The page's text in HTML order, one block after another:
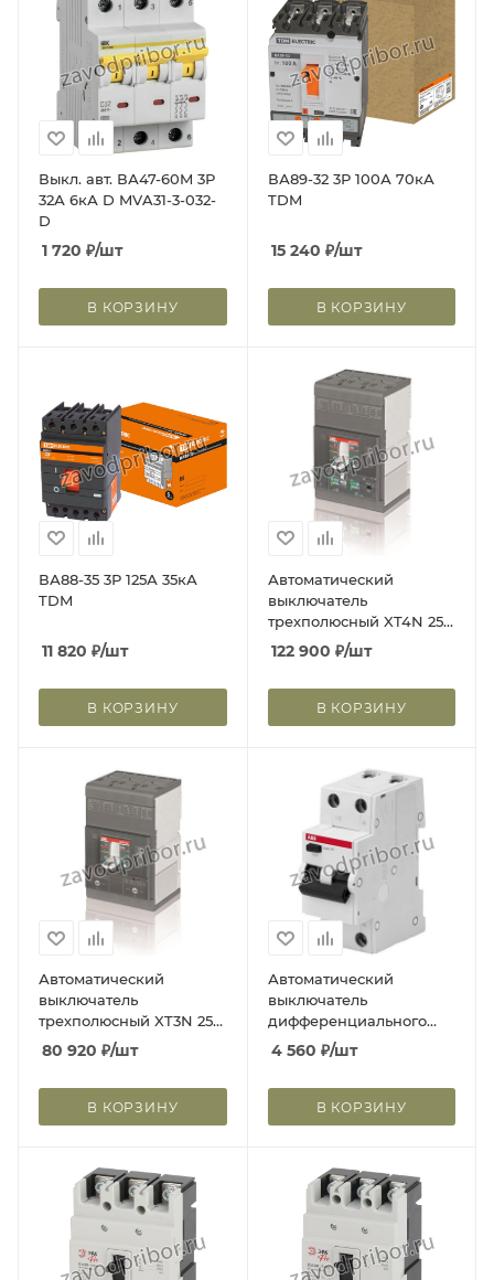
Выкл. авт. ВА47-60M 3Р
32А 6кА D MVA31-3-032-
D
1 720 ₽/шт
В КОРЗИНУ
ВА89-32 3Р 100А 70кА
TDM
15 240 ₽/шт
В КОРЗИНУ
ВА88-35 3Р 125А 35кА
TDM
11 820 ₽/шт
В КОРЗИНУ
Автоматический
выключатель
трехполюсный XT4N 250
Ekip LS/I In=250А 3p F F
122 900 ₽/шт
В КОРЗИНУ
Автоматический
выключатель
трехполюсный XT3N 250
TMD 125-1250 3p F F
80 920 ₽/шт
В КОРЗИНУ
Автоматический
выключатель
дифференциального
тока двухполюсный С
16А 30мА 4.5кА тип AC
4 560 ₽/шт
В КОРЗИНУ